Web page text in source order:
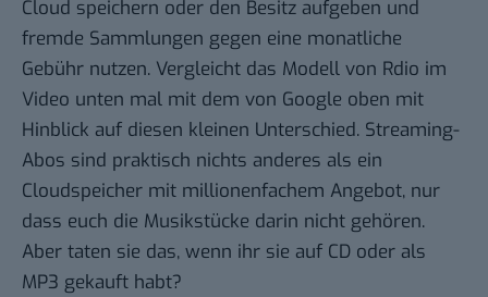
Cloud speichern oder den Besitz aufgeben und
fremde Sammlungen gegen eine monatliche
Gebühr nutzen. Vergleicht das Modell von Rdio im
Video unten mal mit dem von Google oben mit
Hinblick auf diesen kleinen Unterschied. Streaming-
Abos sind praktisch nichts anderes als ein
Cloudspeicher mit millionenfachem Angebot, nur
dass euch die Musikstücke darin nicht gehören.
Aber taten sie das, wenn ihr sie auf CD oder als
MP3 gekauft habt?